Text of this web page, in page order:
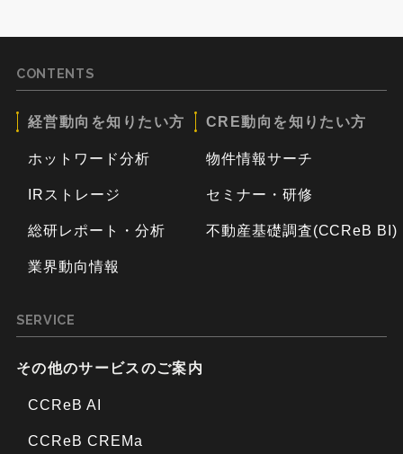
CONTENTS
経営動向を知りたい方
ホットワード分析
IRストレージ
総研レポート・分析
業界動向情報
CRE動向を知りたい方
物件情報サーチ
セミナー・研修
不動産基礎調査(CCReB BI)
SERVICE
その他のサービスのご案内
CCReB AI
CCReB CREMa